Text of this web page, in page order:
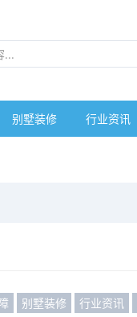
别墅装修 行业资讯
别墅装修 行业资讯